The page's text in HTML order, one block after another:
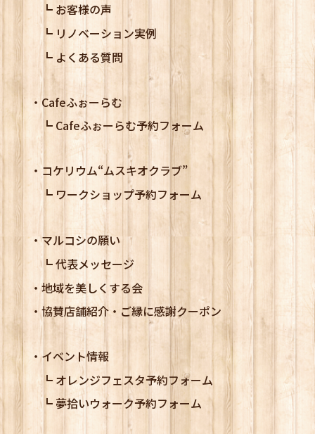
お客様の声
リノベーション実例
よくある質問
Cafeふぉーらむ
Cafeふぉーらむ予約フォーム
コケリウム“ムスキオクラブ”
ワークショップ予約フォーム
マルコシの願い
代表メッセージ
地域を美しくする会
協賛店舗紹介・ご縁に感謝クーポン
イベント情報
オレンジフェスタ予約フォーム
夢拾いウォーク予約フォーム